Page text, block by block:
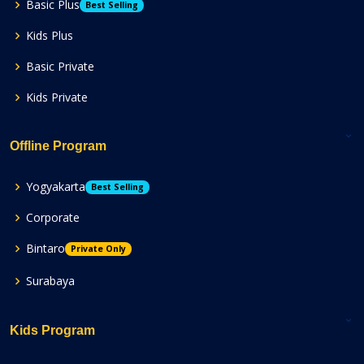
Basic Plus Best Selling
Kids Plus
Basic Private
Kids Private
Offline Program
Yogyakarta Best Selling
Corporate
Bintaro
Private Only
Surabaya
Kids Program